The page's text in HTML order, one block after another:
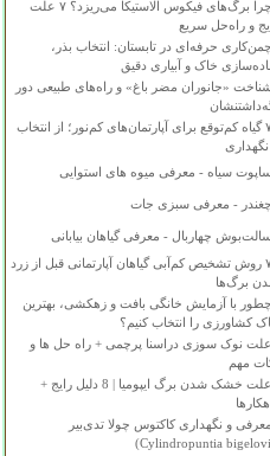
چرا برگ‌های فیکوس الاستیکا می‌ریزد؟ ۷ علت
و راه‌حل سریع
چمن‌کاری حرفه‌ای در تابستان: انتخاب بذر،
خاک و آبیاری دقیق
«جانوران مضر باغ» و راه‌های طبیعی دور
۷ گیاه کم‌توقع برای آپارتمان‌های کم‌نور؛ از انتخاب
نگهداری
سیاه - معرفی میوه های استوایی
چغندر - معرفی سبزی جات
چهاربال - معرفی گیاهان بیابانی
۷ روش تشخیص کم‌آبی گیاهان آپارتمانی قبل از زرد
برگ‌ها
چطور با آزمایش خانگی بافت و زهکشی، بهترین
کشاورزی را انتخاب کنیم؟
علت نوک سوزی دراسنا پرچمی + راه حل ها و
مهم
علت خشک شدن برگ ایپومیا | 8 دلیل رایج +
معرفی و نگهداری کاکتوس چولا تدی‌بیر